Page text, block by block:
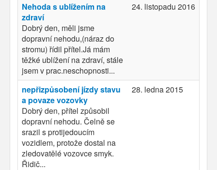
Nehoda s ublížením na
zdraví
Dobrý den, měli jsme
dopravní nehodu,(náraz do
stromu) řídil přítel.Já mám
těžké ublížení na zdraví, stále
jsem v prac.neschopnosti...
24. listopadu 2016
nepřizpůsobení jízdy stavu
a povaze vozovky
Dobrý den, přítel způsobil
dopravní nehodu. Čelně se
srazil s protijedoucím
vozidlem, protože dostal na
zledovatělé vozovce smyk.
Řidič...
28. ledna 2015